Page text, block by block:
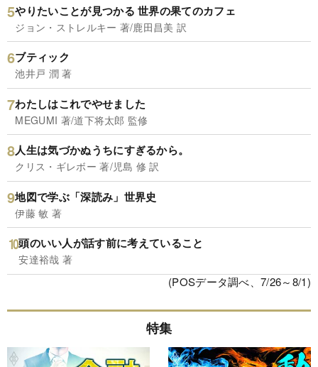
やりたいことが見つかる 世界の果てのカフェ
ジョン・ストレルキー 著/鹿田昌美 訳
ブティック
池井戸 潤 著
わたしはこれでやせました
MEGUMI 著/道下将太郎 監修
人生は気づかぬうちにすぎるから。
クリス・ギレボー 著/児島 修 訳
地図で学ぶ「深読み」世界史
伊藤 敏 著
頭のいい人が話す前に考えていること
安達裕哉 著
(POSデータ調べ、7/26～8/1)
特集